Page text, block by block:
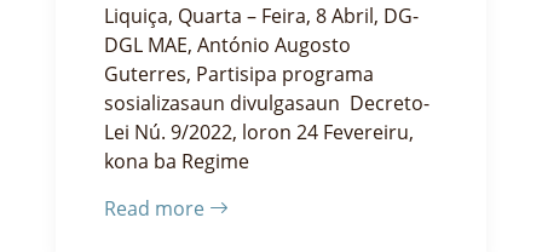
Liquiça, Quarta – Feira, 8 Abril, DG-
DGL MAE, António Augosto
Guterres, Partisipa programa
sosializasaun divulgasaun Decreto-
Lei Nú. 9/2022, loron 24 Fevereiru,
kona ba Regime
Read more